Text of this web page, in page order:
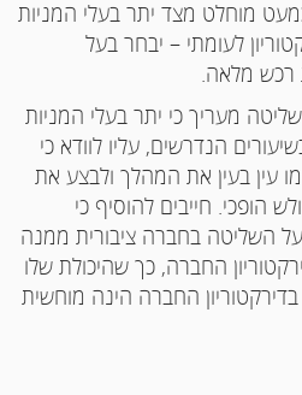
מוחלט מצד יתר בעלי המניות
לעומתי – יבחר בעל
רכש מלאה.
מעריך כי יתר בעלי המניות
הנדרשים, עליו לוודא כי
עין בעין את המהלך ולבצע את
הופכי. חייבים להוסיף כי
השליטה בחברה ציבורית ממנה
החברה, כך שהיכולת שלו
בדירקטוריון החברה הינה מוחשית